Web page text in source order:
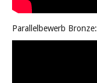
Parallelbewerb Bronze: